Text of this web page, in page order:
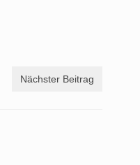
Nächster Beitrag